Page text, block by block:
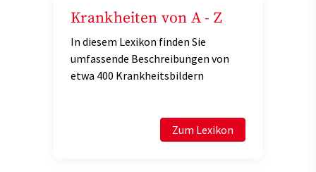
Krankheiten von A - Z
In diesem Lexikon finden Sie
umfassende Beschreibungen von
etwa 400 Krankheitsbildern
Zum Lexikon